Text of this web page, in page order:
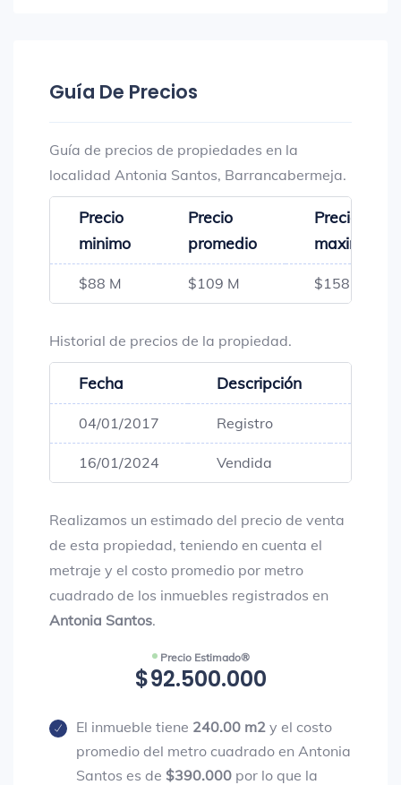
Guía De Precios
Guía de precios de propiedades en la
localidad Antonia Santos, Barrancabermeja.
Precio
minimo
Precio
promedio
Precio
maximo
$88 M $109 M $158 M
Historial de precios de la propiedad.
Fecha Descripción
04/01/2017 Registro
16/01/2024 Vendida
Realizamos un estimado del precio de venta
de esta propiedad, teniendo en cuenta el
metraje y el costo promedio por metro
cuadrado de los inmuebles registrados en
Antonia Santos.
Precio Estimado®
$92.500.000
El inmueble tiene 240.00 m2 y el costo
promedio del metro cuadrado en Antonia
Santos es de $390.000 por lo que la